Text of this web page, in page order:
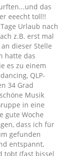
das
eeecht toll!!
Urlaub nach
z.B. erst mal
dieser Stelle
hatte das
es zu einem
QLP-
34 Grad
Musik
in eine
gute Woche
dass ich für
gefunden
entspannt,
tobt (fast bissel